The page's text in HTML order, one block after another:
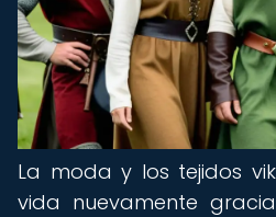
La moda y los tejidos
vida nuevamente